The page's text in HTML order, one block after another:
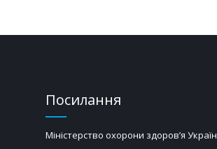
Посилання
Міністерство охорони здоров’я